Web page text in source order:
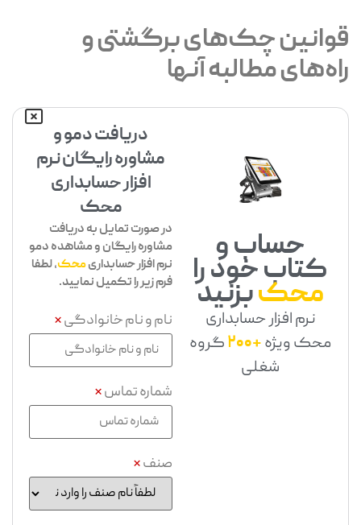
قوانین چک‌های برگشتی و
راه‌های مطالبه آنها
حساب و
کتاب خود را
محکبزنید
نرم افزار حسابداری
محک ویژه+200
گروه
شغلی
دریافت دمو و
مشاوره رایگان نرم
افزار حسابداری
محک
در صورت تمایل به دریافت
مشاوره رایگان و مشاهده دمو
نرم افزار حسابداریمحک، لطفا
فرم زیر را تکمیل نمایید.
نام و نام خانوادگی*
شماره تماس*
صنف*